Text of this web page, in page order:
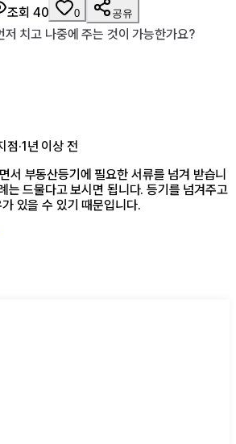
조회 40 0 공유
저 치고 나중에 주는 것이 가능한가요?
점·1년 이상 전
서 부동산등기에 필요한 서류를 넘겨 받습니
는 드물다고 보시면 됩니다. 등기를 넘겨주고
있을 수 있기 때문입니다.